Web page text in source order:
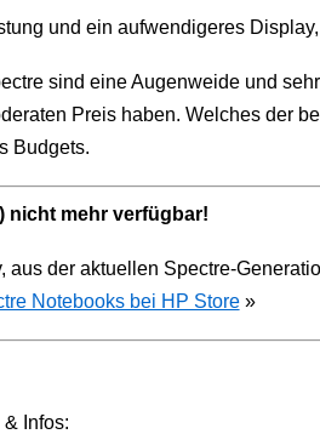
und ein aufwendigeres
sind eine Augenweide und
Preis haben. Welches der
Budgets.
nicht mehr verfügbar!
aus der aktuellen Spectre-
Notebooks bei HP Store»
Infos: